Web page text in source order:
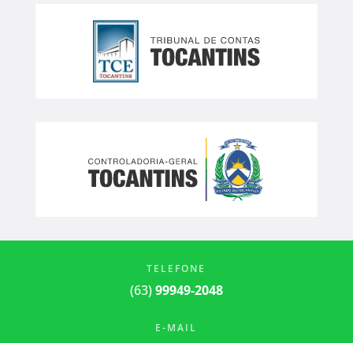
TELEFONE
(63)99949-2048
E-MAIL